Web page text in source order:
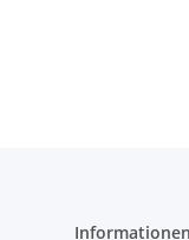
Informationen